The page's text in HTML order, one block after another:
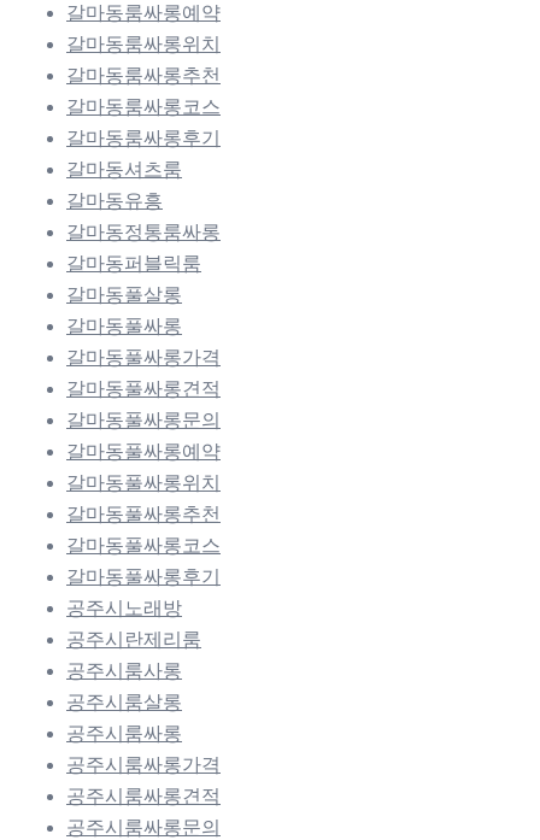
갈마동룸싸롱예약
갈마동룸싸롱위치
갈마동룸싸롱추천
갈마동룸싸롱코스
갈마동룸싸롱후기
갈마동셔츠룸
갈마동유흥
갈마동정통룸싸롱
갈마동퍼블릭룸
갈마동풀살롱
갈마동풀싸롱
갈마동풀싸롱가격
갈마동풀싸롱견적
갈마동풀싸롱문의
갈마동풀싸롱예약
갈마동풀싸롱위치
갈마동풀싸롱추천
갈마동풀싸롱코스
갈마동풀싸롱후기
공주시노래방
공주시란제리룸
공주시룸사롱
공주시룸살롱
공주시룸싸롱
공주시룸싸롱가격
공주시룸싸롱견적
공주시룸싸롱문의